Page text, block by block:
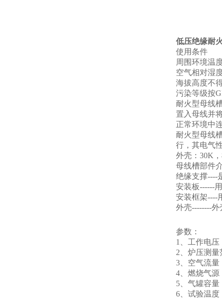
低压绝缘耐
使用条件
周围环境温
空气相对湿
海拔高度不
污染等级按
耐火型母线
置入母线并
正常环境中
耐火型母线
行，其电气
外壳：30K
母线槽部件
绝缘支撑----
安装板------
安装框架----
外壳--------
参数：
1、工作电压
2、炉压测量
3、空气流量
4、燃烧气
5、气罐容量
6、试验温度